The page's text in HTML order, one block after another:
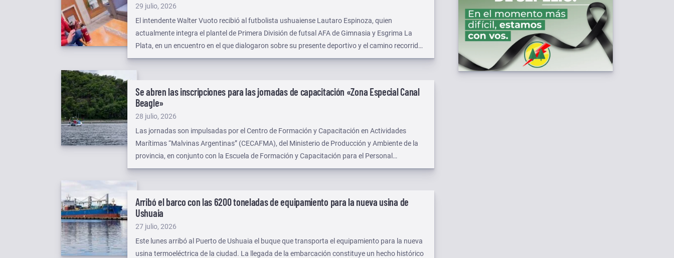
Publicado
el
29 julio, 2026
El intendente Walter Vuoto recibió al futbolista ushuaiense Lautaro Espinoza, quien
actualmente integra el plantel de Primera División de futsal AFA de Gimnasia y Esgrima La
Plata, en un encuentro en el que dialogaron sobre su presente deportivo y el camino recorrido
desde sus inicios en la ciudad hasta su llegada a la máxima categoría del futsal argentino.
Se abren las inscripciones para las jornadas de capacitación «Zona Especial Canal
Beagle»
Publicado
el
28 julio, 2026
Las jornadas son impulsadas por el Centro de Formación y Capacitación en Actividades
Marítimas “Malvinas Argentinas” (CECAFMA), del Ministerio de Producción y Ambiente de la
provincia, en conjunto con la Escuela de Formación y Capacitación para el Personal
Embarcado de la Marina Mercante de Ushuaia (EFOCAPEMM), dependiente de la Prefectura
Arribó el barco con las 6200 toneladas de equipamiento para la nueva usina de
Ushuaia
Publicado
el
27 julio, 2026
Este lunes arribó al Puerto de Ushuaia el buque que transporta el equipamiento para la nueva
usina termoeléctrica de la ciudad. La llegada de la embarcación constituye un hecho histórico